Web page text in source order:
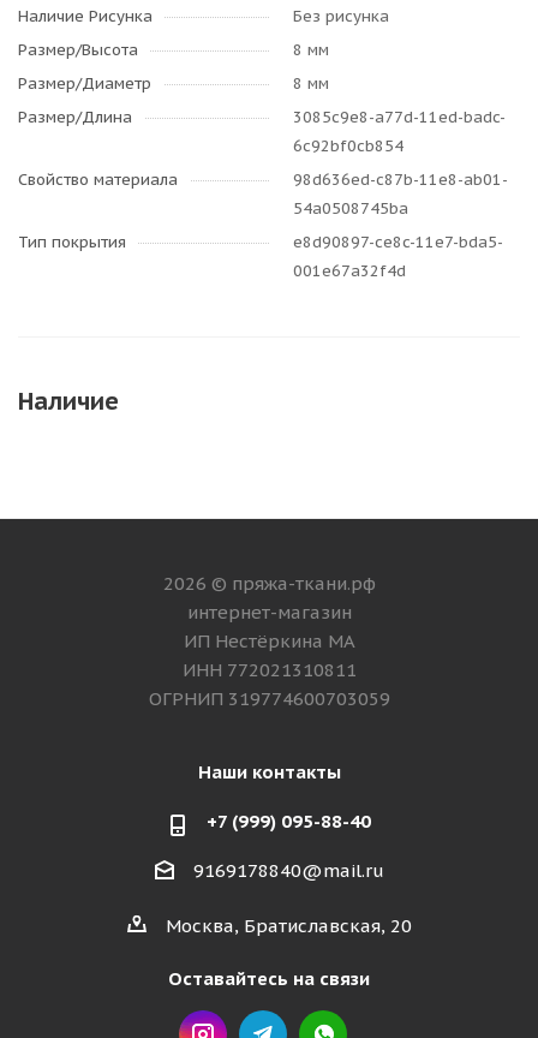
Наличие Рисунка
Без рисунка
Размер/Высота
8 мм
Размер/Диаметр
8 мм
Размер/Длина
3085c9e8-a77d-11ed-badc-
6c92bf0cb854
Свойство материала
98d636ed-c87b-11e8-ab01-
54a0508745ba
Тип покрытия
e8d90897-ce8c-11e7-bda5-
001e67a32f4d
Наличие
2026 © пряжа-ткани.рф
интернет-магазин
ИП Нестёркина МА
ИНН 772021310811
ОГРНИП 319774600703059
Наши контакты
+7 (999) 095-88-40
9169178840@mail.ru
Москва, Братиславская, 20
Оставайтесь на связи